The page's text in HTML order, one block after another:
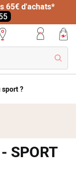
65€ d'achats*
?
SPORT